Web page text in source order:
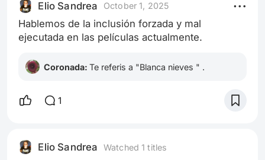
comercial moderno. Podríamos elegir
innumerables escenas de su filmografía que
definen s
Elio Sandrea October 1, 2025
Hablemos de la inclusión forzada y mal
ejecutada en las películas actualmente.
Coronada:Te referis a "Blanca nieves " .
1
Elio Sandrea Watched 1 titles